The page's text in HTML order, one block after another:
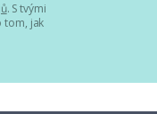
. S tvými
tom, jak